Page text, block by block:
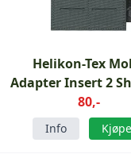
Helikon-Tex
Adapter Insert 2
Grey
80,-
Info Kjøpe